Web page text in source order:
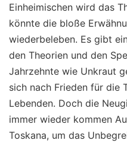
Einheimischen wird das
könnte die bloße
wiederbeleben. Es gibt
den Theorien und den
Jahrzehnte wie Unkraut
sich nach Frieden für die
Lebenden. Doch die
immer wieder kommen
Toskana, um das